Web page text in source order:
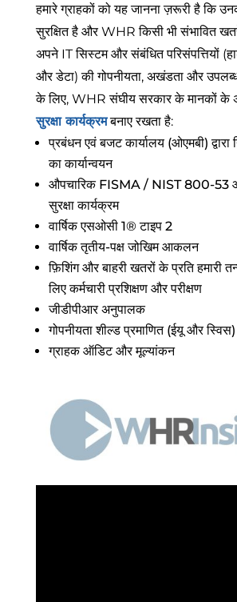
हमारे ग्राहकों को यह जानना ज़रूरी है कि
सुरक्षित है और WHR किसी भी संभावित
अपने IT सिस्टम और संबंधित परिसंपत्तियों
और डेटा) की गोपनीयता, अखंडता और
के लिए, WHR संघीय सरकार के मानकों
सुरक्षा कार्यक्रमबनाए रखता है:
प्रबंधन एवं बजट कार्यालय (ओएमबी) द्वारा
का कार्यान्वयन
औपचारिक FISMA / NIST 800-53
सुरक्षा कार्यक्रम
वार्षिक एसओसी 1® टाइप 2
वार्षिक तृतीय-पक्ष जोखिम आकलन
फ़िशिंग और बाहरी खतरों के प्रति हमारी
लिए कर्मचारी प्रशिक्षण और परीक्षण
जीडीपीआर अनुपालक
गोपनीयता शील्ड प्रमाणित (ईयू और स्विस)
ग्राहक ऑडिट और मूल्यांकन